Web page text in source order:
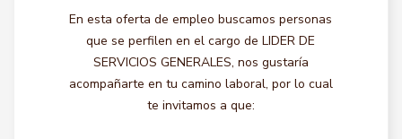
En esta oferta de empleo buscamos personas
que se perfilen en el cargo de LIDER DE
SERVICIOS GENERALES, nos gustaría
acompañarte en tu camino laboral, por lo cual
te invitamos a que: